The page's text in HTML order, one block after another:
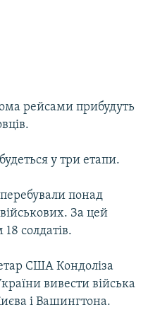
рейсами прибудуть
у три етапи.
понад
За цей
солдатів.
США Кондоліза
вивести війська
і Вашингтона.